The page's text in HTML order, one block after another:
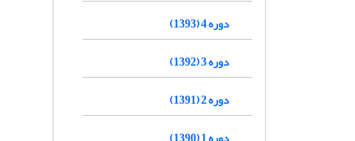
دوره 4 (1393)
دوره 3 (1392)
دوره 2 (1391)